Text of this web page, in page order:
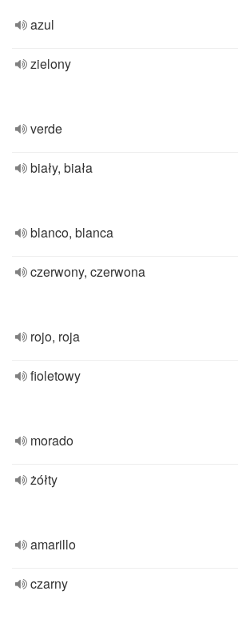
azul
zielony
verde
biały, biała
blanco, blanca
czerwony, czerwona
rojo, roja
fioletowy
morado
żółty
amarillo
czarny